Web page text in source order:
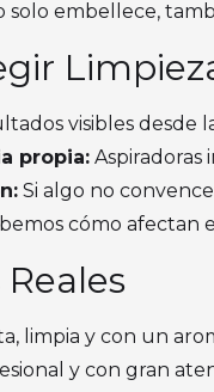
solo embellece,
visibles desde
propia: Aspiradoras
Si algo no
cómo afectan
limpia y con un
y con gran